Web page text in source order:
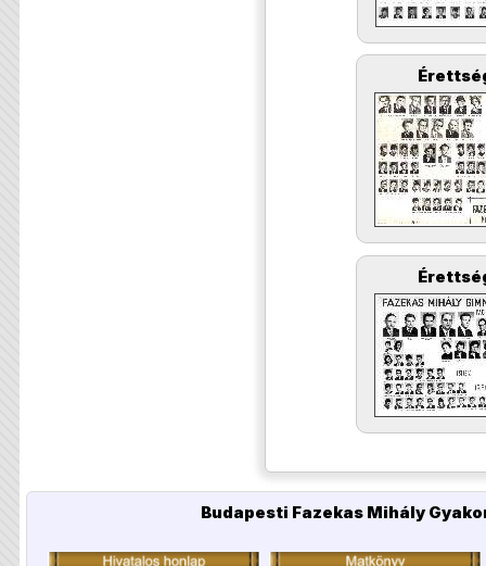
Budapesti Fazekas Mihály